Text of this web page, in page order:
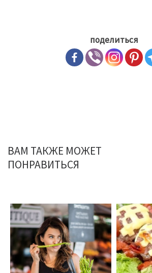
поделиться
ВАМ ТАКЖЕ МОЖЕТ
ПОНРАВИТЬСЯ